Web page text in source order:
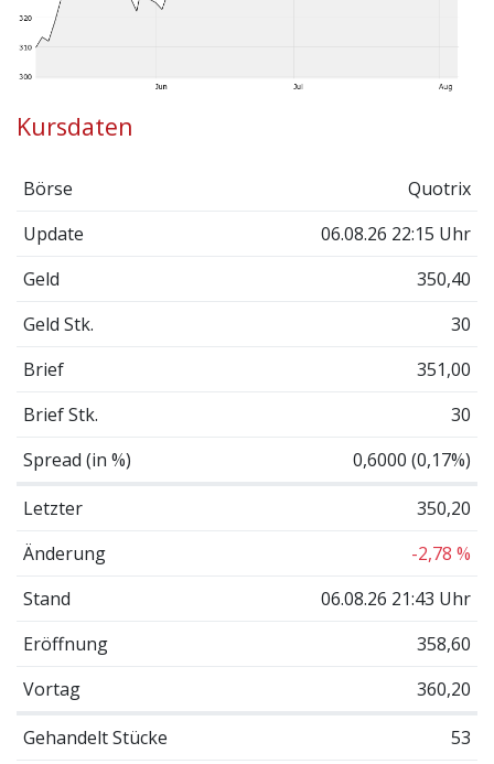
Kursdaten
Börse
Quotrix
Update
06.08.26 22:15 Uhr
Geld
350,40
Geld Stk.
30
Brief
351,00
Brief Stk.
30
Spread (in %)
0,6000 (0,17%)
Letzter
350,20
Änderung
-2,78 %
Stand
06.08.26 21:43 Uhr
Eröffnung
358,60
Vortag
360,20
Gehandelt Stücke
53